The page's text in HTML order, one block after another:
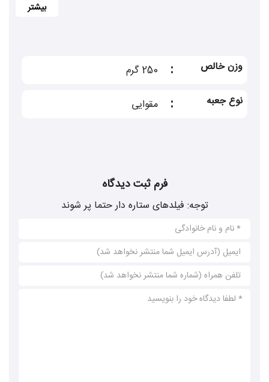
گزانگشت پیچ
استفاده از طعم دهنده های قدیمی و سنتی این
; همچنین توان فنی بالا و تسلط به هنر گزسازی
فعالیت مستمر بدون هیاهوی تبلیغاتی موید این
امر و مهر تاییدی بر تولیدات برند گز مظفری است
.
علیرغم اینکه در گز از هیچ ماده نگهدارنده ای
استفاده نمیشود، ماندگاری بالایی داشته و
وزن خالص :
250 گرم
نوع جعبه
: مقوایی
فرم ثبت دیدگاه
توجه: فیلدهای ستاره دار حتما پر شوند